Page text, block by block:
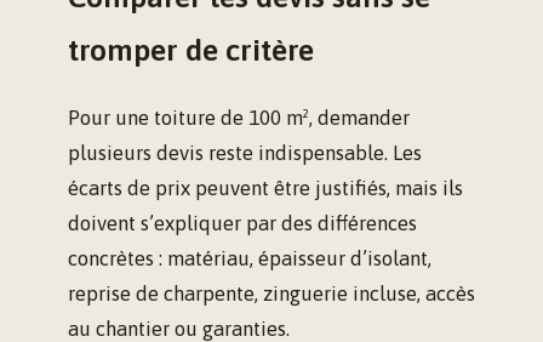
tromper de critère
Pour une toiture de 100 m², demander
plusieurs devis reste indispensable. Les
écarts de prix peuvent être justifiés, mais ils
doivent s’expliquer par des différences
concrètes : matériau, épaisseur d’isolant,
reprise de charpente, zinguerie incluse, accès
au chantier ou garanties.